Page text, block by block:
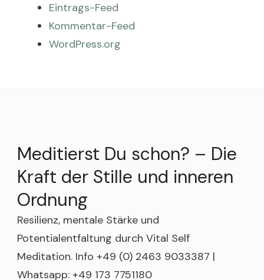
Eintrags-Feed
Kommentar-Feed
WordPress.org
Meditierst Du schon? – Die
Kraft der Stille und inneren
Ordnung
Resilienz, mentale Stärke und
Potentialentfaltung durch Vital Self
Meditation. Info +49 (0) 2463 9033387 |
Whatsapp: +49 173 7751180